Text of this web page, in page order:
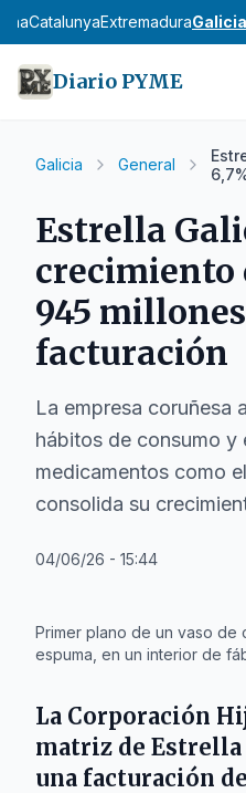
CatalunyaExtremaduraGalicia
Diario PYME
Galicia General
Estrella
crecimiento
945
facturación
La empresa coruñesa
hábitos de consumo y
medicamentos como
consolida su
04/06/26 - 15:44
Primer plano de un vaso de
espuma, en un interior de
La Corporación
matriz de Estrella
una facturación